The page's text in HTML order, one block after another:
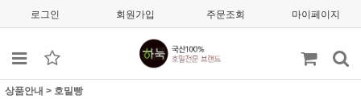
로그인 회원가입 주문조회 마이페이지
상품안내 > 호밀빵